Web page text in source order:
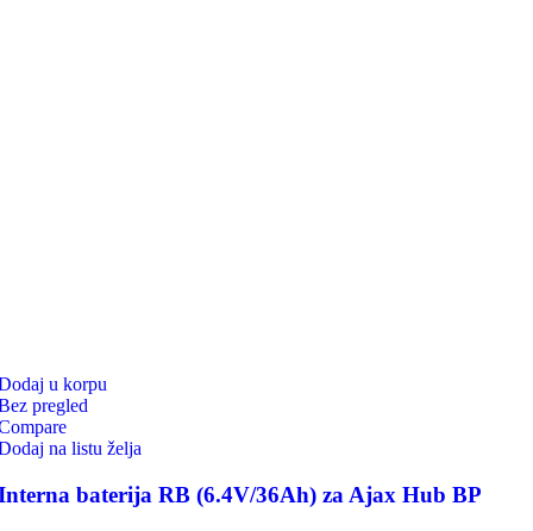
u korpu
pregled
na listu želja
baterija RB (6.4V/36Ah) za Ajax Hub BP